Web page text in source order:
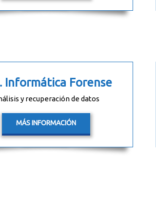
Informática Forense
y recuperación de datos
MÁS INFORMACIÓN